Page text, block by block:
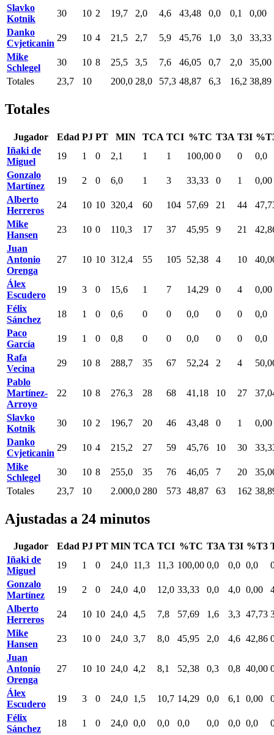
Slavko
Kotnik
30 10 2 19,7 2,0 4,6 43,48 0,0 0,1
0,00
Danko
Cvjeticanin
29 10 4 21,5 2,7 5,9 45,76 1,0 3,0
33,33
Mike
Schlegel
30 10 8 25,5 3,5 7,6 46,05 0,7 2,0
35,00
Totales
23,7 10 200,0 28,0 57,3 48,87 6,3 16,2 38,89
Totales
Jugador Edad PJ PT MIN TCA TCI %TC T3A T3I
Iñaki de
Miguel
19 1 0 2,1 1 1 100,00 0 0
0,0
Gonzalo
Martínez
19 2 0 6,0 1 3 33,33 0 1
0,00
Alberto
Herreros
24 10 10 320,4 60 104 57,69 21 44
Mike
Hansen
23 10 0 110,3 17 37 45,95 9 21
Juan
Antonio
Orenga
27 10 10 312,4 55 105 52,38 4 10
Álex
Escudero
19 3 0 15,6 1 7 14,29 0 4
0,00
Félix
Sánchez
18 1 0 0,6 0 0 0,0 0 0
0,0
Paco
García
19 1 0 0,8 0 0 0,0 0 0
0,0
Rafa
Vecina
29 10 8 288,7 35 67 52,24 2 4
Pablo
Martínez-
Arroyo
22 10 8 276,3 28 68 41,18 10 27
Slavko
Kotnik
30 10 2 196,7 20 46 43,48 0 1
0,00
Danko
Cvjeticanin
29 10 4 215,2 27 59 45,76 10 30
Mike
Schlegel
30 10 8 255,0 35 76 46,05 7 20
Totales
23,7 10 2.000,0 280 573 48,87 63 162
Ajustadas a 24 minutos
Jugador Edad PJ PT MIN TCA TCI %TC T3A T3I %T3
Iñaki de
Miguel
19 1 0 24,0 11,3 11,3 100,00 0,0 0,0 0,0
Gonzalo
Martínez
19 2 0 24,0 4,0 12,0 33,33 0,0 4,0 0,00
Alberto
Herreros
24 10 10 24,0 4,5 7,8 57,69 1,6 3,3 47,73
Mike
Hansen
23 10 0 24,0 3,7 8,0 45,95 2,0 4,6 42,86
Juan
Antonio
Orenga
27 10 10 24,0 4,2 8,1 52,38 0,3 0,8 40,00
Álex
Escudero
19 3 0 24,0 1,5 10,7 14,29 0,0 6,1 0,00
Félix
Sánchez
18 1 0 24,0 0,0 0,0 0,0 0,0 0,0 0,0